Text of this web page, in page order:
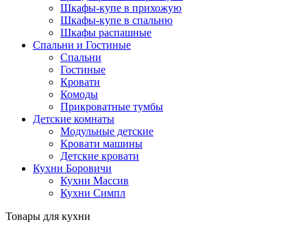
Шкафы-купе в прихожую
Шкафы-купе в спальню
Шкафы распашные
Спальни и Гостиные
Спальни
Гостиные
Кровати
Комоды
Прикроватные тумбы
Детские комнаты
Модульные детские
Кровати машины
Детские кровати
Кухни Боровичи
Кухни Массив
Кухни Симпл
Товары для кухни